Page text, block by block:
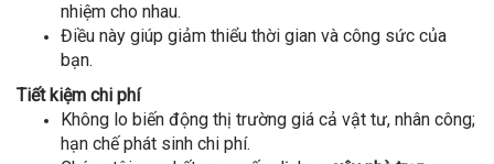
nhiệm cho nhau.
Điều này giúp giảm thiểu thời gian và công sức của
bạn.
Tiết kiệm chi phí
Không lo biến động thị trường giá cả vật tư, nhân công;
hạn chế phát sinh chi phí.